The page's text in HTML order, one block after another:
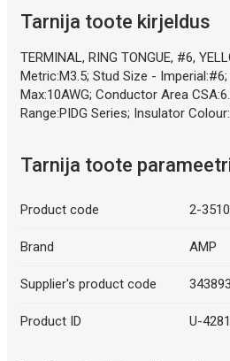
Tarnija toote kirjeldus
TERMINAL, RING TONGUE, #6,
Metric:M3.5; Stud Size - Imperial:#6;
Max:10AWG; Conductor Area
Range:PIDG Series; Insulator
Tarnija toote
Product code 2-
Brand AMP
Supplier's product code
Product ID U-